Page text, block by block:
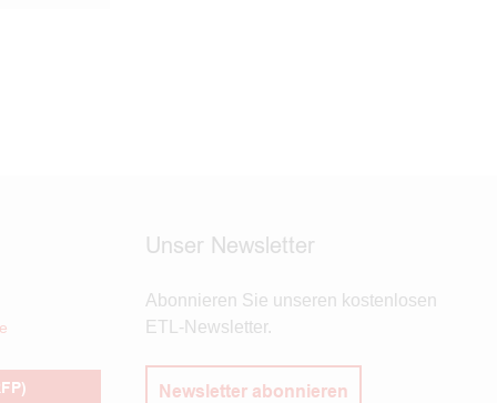
Unser Newsletter
Abonnieren Sie unseren kostenlosen
ETL-Newsletter.
Newsletter abonnieren